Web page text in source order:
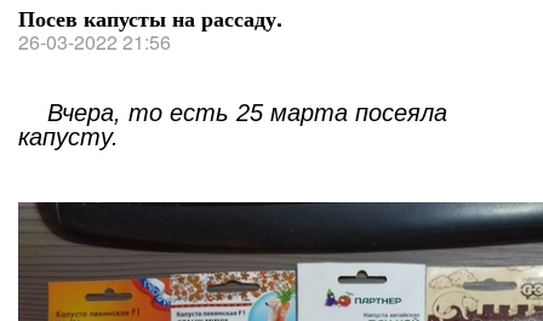
Посев капусты на рассаду.
26-03-2022 21:56
Вчера, то есть 25 марта посеяла
капусту.